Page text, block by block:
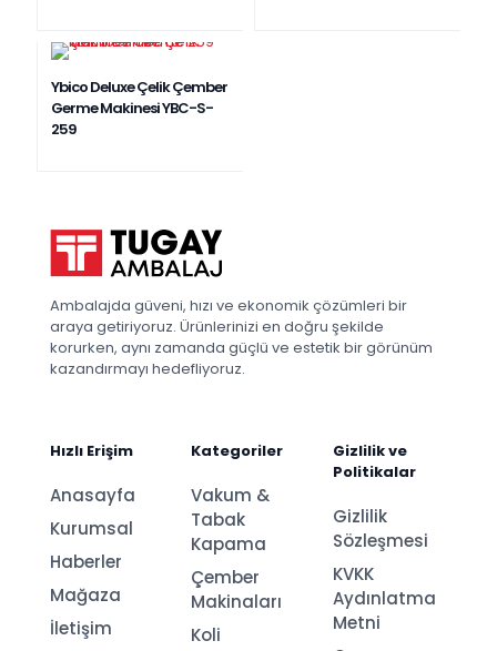
Ybico Deluxe Çelik Çember
Germe Makinesi YBC-S-
259
Ambalajda güveni, hızı ve ekonomik çözümleri bir
araya getiriyoruz. Ürünlerinizi en doğru şekilde
korurken, aynı zamanda güçlü ve estetik bir görünüm
kazandırmayı hedefliyoruz.
Hızlı Erişim
Anasayfa
Kurumsal
Haberler
Mağaza
İletişim
Kategoriler
Vakum &
Tabak
Kapama
Çember
Makinaları
Koli
Gizlilik ve
Politikalar
Gizlilik
Sözleşmesi
KVKK
Aydınlatma
Metni